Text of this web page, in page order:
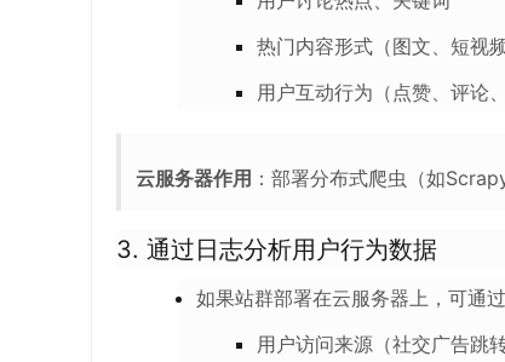
热门内容形式（图文、短视频
用户互动行为（点赞、评论、
云服务器作用 ：部署分布式爬虫（如
3. 通过日志分析用户行为数据
如果站群部署在云服务器上，可通
用户访问来源（社交广告跳转